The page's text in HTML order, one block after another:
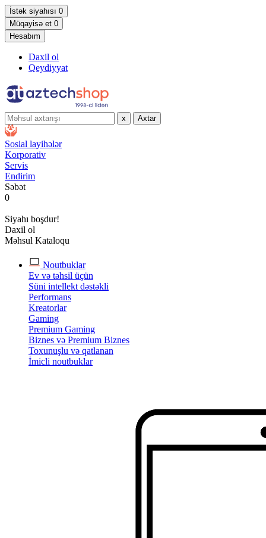
İstək siyahısı 0
Müqayisə et 0
Hesabım
Daxil ol
Qeydiyyat
x Axtar
Sosial layihələr
Korporativ
Servis
Endirim
Səbət
0
Siyahı boşdur!
Daxil ol
Məhsul Kataloqu
Noutbuklar
Ev və təhsil üçün
Süni intellekt dəstəkli
Performans
Kreatorlar
Gaming
Premium Gaming
Biznes və Premium Biznes
Toxunuşlu və qatlanan
İmicli noutbuklar